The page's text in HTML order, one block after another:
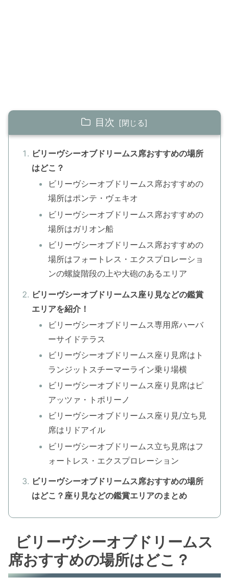
目次
ビリーヴシーオブドリームス席おすすめの場所
はどこ？
ビリーヴシーオブドリームス席おすすめの
場所はポンテ・ヴェキオ
ビリーヴシーオブドリームス席おすすめの
場所はガリオン船
ビリーヴシーオブドリームス席おすすめの
場所はフォートレス・エクスプロレーショ
ンの螺旋階段の上や大砲のあるエリア
ビリーヴシーオブドリームス座り見などの鑑賞
エリアを紹介！
ビリーヴシーオブドリームス専用席ハーバ
ーサイドテラス
ビリーヴシーオブドリームス座り見席はト
ランジットスチーマーライン乗り場横
ビリーヴシーオブドリームス座り見席はピ
アッツァ・トポリーノ
ビリーヴシーオブドリームス座り見/立ち見
席はリドアイル
ビリーヴシーオブドリームス立ち見席はフ
ォートレス・エクスプロレーション
ビリーヴシーオブドリームス席おすすめの場所
はどこ？座り見などの鑑賞エリアのまとめ
ビリーヴシーオブドリームス
席おすすめの場所はどこ？